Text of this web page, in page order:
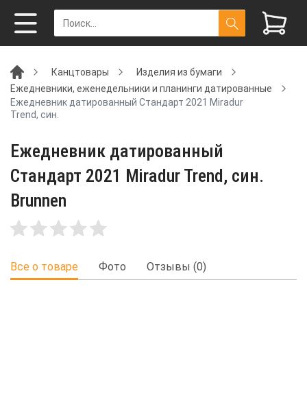
Канцтовары
Изделия из бумаги
Ежедневники, еженедельники и планинги датированные
Ежедневник датированный Стандарт 2021 Miradur
Trend, син.
Ежедневник датированный
Стандарт 2021 Miradur Trend, син.
Brunnen
Все о товаре Фото Отзывы (0)